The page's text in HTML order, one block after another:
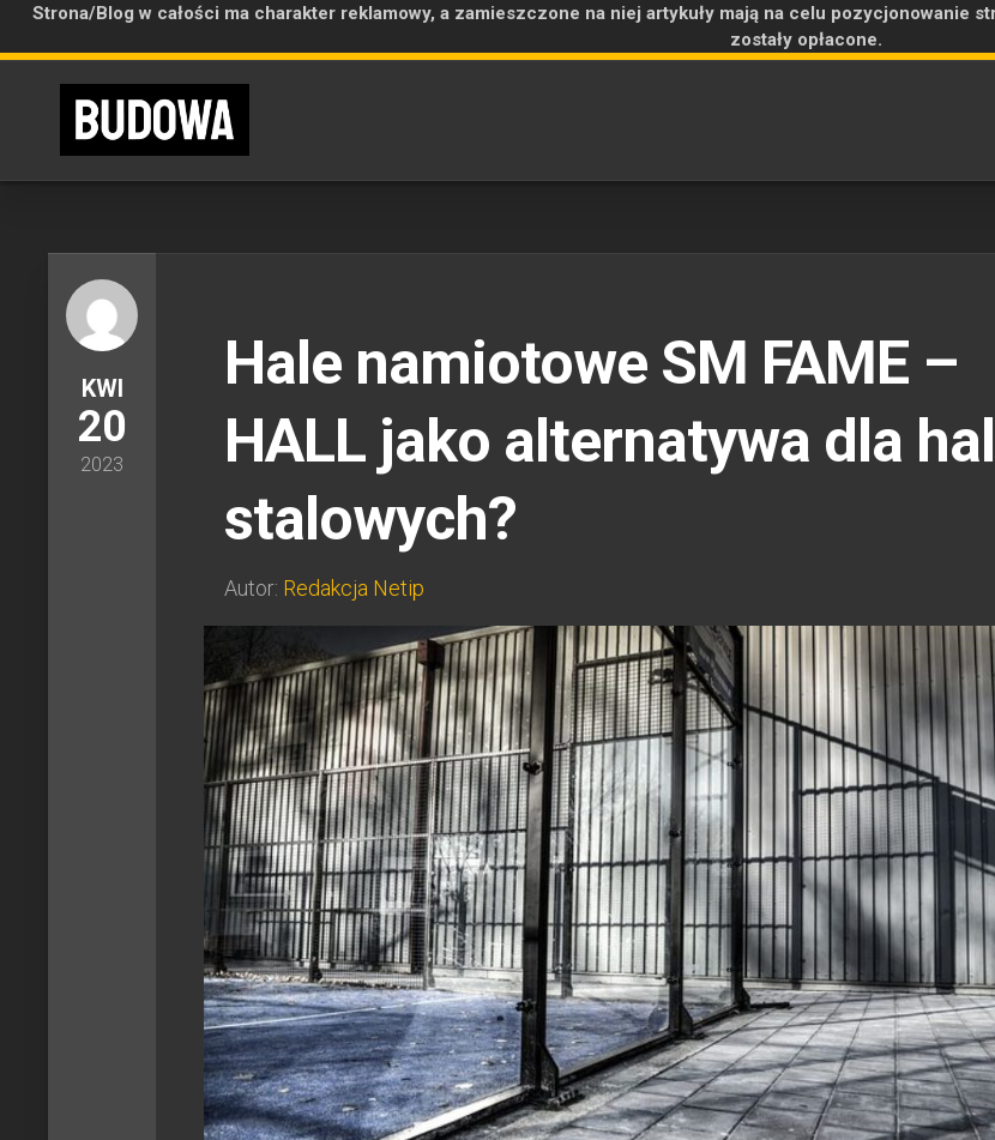
Strona/Blog w całości ma charakter reklamowy, a zamieszczone na niej artykuły mają na celu pozycjonowanie
zostały opłacone.
Skip
KWI
20
2023
Hale namiotowe SM FAME –
HALL jako alternatywa dla hal
stalowych?
Autor: Redakcja Netip